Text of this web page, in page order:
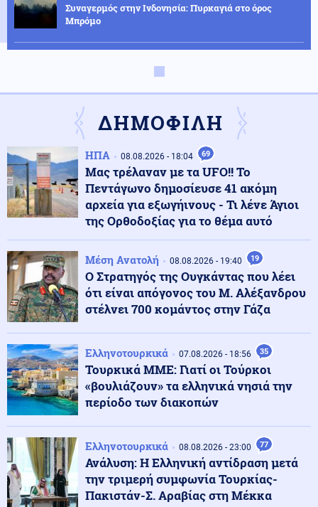
Συναγερμός στην Ινδονησία: Πυρκαγιά στο όρος
Μπρόμο
09.08.2026 - 10:28
Λευκό Οίκο: Τερματίστε την σύγκρουση με το Ιράν δεν
υπάρχουν ατελείωτα πυρομαχικά
Οικονομία
Οι ψαράδες στρέφονται στον αλιευτικό τουρισμό για
νέο εισόδημα
Περιβάλλον 09.08.2026 - 10:15
Ολική έκλειψη Ηλίου στις 12 Αυγούστου: Η Ευρώπη
ετοιμάζεται για ένα σπάνιο ουράνιο θέαμα
Κόσμος 09.08.2026 - 10:08
Πεζεσκιάν: Η καλύτερη στιγμή για συμφωνία – Να
μπει τέλος στο «ούτε πόλεμος ούτε ειρήνη»
Κόσμος 09.08.2026 - 10:00
«Ασπίδα» κατά των drones αναζητεί η Γερμανία, μετά
από το περιστατικό στη Λειψία
Αθλητισμός 09.08.2026 - 09:55
Παγκόσμιο Κ20: Ασημένιο μετάλλιο για τη Ρούσου στα
800 μέτρα
ΔΗΜΟΦΙΛΗ
ΗΠΑ 08.08.2026 - 18:04 69
Μας τρέλαναν με τα UFO!! Το
Πεντάγωνο δημοσίευσε 41 ακόμη
αρχεία για εξωγήινους - Τι λένε Άγιοι
της Ορθοδοξίας για το θέμα αυτό
Μέση Ανατολή 08.08.2026 - 19:40 19
Ο Στρατηγός της Ουγκάντας που λέει
ότι είναι απόγονος του Μ. Αλέξανδρου
στέλνει 700 κομάντος στην Γάζα
Ελληνοτουρκικά 07.08.2026 - 18:56 35
Τουρκικά ΜΜΕ: Γιατί οι Τούρκοι
«βουλιάζουν» τα ελληνικά νησιά την
περίοδο των διακοπών
Ελληνοτουρκικά 08.08.2026 - 23:00 77
Ανάλυση: Η Ελληνική αντίδραση μετά
την τριμερή συμφωνία Τουρκίας-
Πακιστάν-Σ. Αραβίας στη Μέκκα